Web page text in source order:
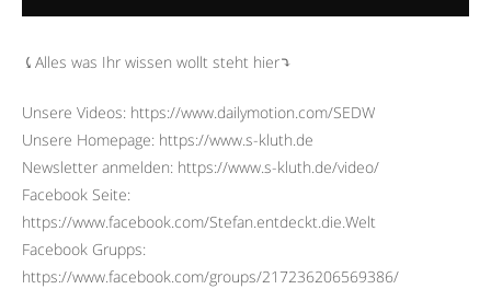
⤹Alles was Ihr wissen wollt steht hier⤵︎
Unsere Videos: https://www.dailymotion.com/SEDW
Unsere Homepage: https://www.s-kluth.de
Newsletter anmelden: https://www.s-kluth.de/video/
Facebook Seite:
https://www.facebook.com/Stefan.entdeckt.die.Welt
Facebook Grupps:
https://www.facebook.com/groups/217236206569386/